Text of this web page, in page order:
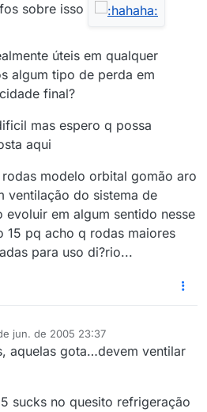
sobre isso
úteis em qualquer
algum tipo de perda em
final?
mas espero q possa
aqui
modelo orbital gomão aro
ventilação do sistema de
em algum sentido nesse
15 pq acho q rodas maiores
para uso di?rio...
jun. de 2005 23:37
aquelas gota…devem ventilar
sucks no quesito refrigeração